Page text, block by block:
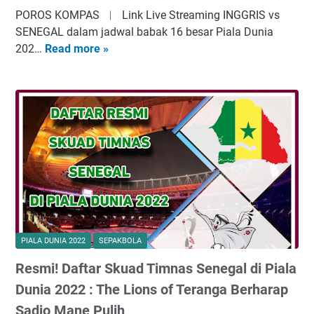
a
l
K
u
a
T
i
m
!
P
a
D
u
n
i
a
2
0
2
2
:
T
2
2
a
k
1
6
e
s
a
r
:
T
POROS KOMPAS ︱ Link Live Streaming INGGRIS vs
SENEGAL dalam jadwal babak 16 besar Piala Dunia
202… Read more »
k
L
i
v
e
S
t
r
e
a
m
i
n
PIALA DUNIA 2022 SEPAKBOLA
Resmi! Daftar Skuad Timnas Senegal di Piala
Dunia 2022 : The Lions of Teranga Berharap
Sadio Mane Pulih